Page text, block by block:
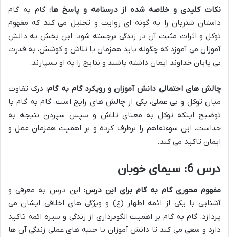
نکات کلیدی و خلاصه شده از درسنامه و پاسخ ها:گام به گام
داستان شتربان را به گونه ای روایت و تحلیل می کند که مفهوم
توکل و اثرات مثبت آن در زندگی برجسته شود. این بخش به دانش
آموزان می آموزد که چگونه باید همزمان با تلاش و کوشش، به قدرت
بی پایان خداوند ایمان داشته باشند و نتایج را به او بسپارند.
چالش های احتمالی دانش آموزان و رویکرد گام به گام:درک تفاوت
میان توکل و بی عملی، یکی از چالش های رایج است. گام به گام با
توضیح اینکه توکل به معنای تلاش و سپس سپردن نتیجه به
خداست، این سوءتفاهم را برطرف کرده و بر اهمیت همزمان عمل و
ایمان تاکید می کند.
درس 6: سیمای خوبان
مفهوم محوری گام به گام برای این درس: این درس به معرفی و
آشنایی با یکی از ائمه اطهار (ع) و ویژگی های اخلاقی ایشان می
پردازد. گام به گام بر اهمیت الگوبرداری از زندگی و سیره ائمه تاکید
دارد و سعی می کند تا دانش آموزان با جنبه های عملی زندگی آن ها